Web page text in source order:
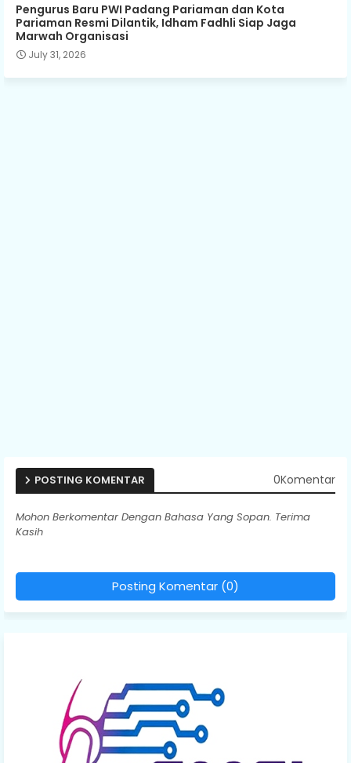
Pengurus Baru PWI Padang Pariaman dan Kota
Pariaman Resmi Dilantik, Idham Fadhli Siap Jaga
Marwah Organisasi
July 31, 2026
POSTING KOMENTAR 0Komentar
Mohon Berkomentar Dengan Bahasa Yang Sopan. Terima
Kasih
Posting Komentar (0)